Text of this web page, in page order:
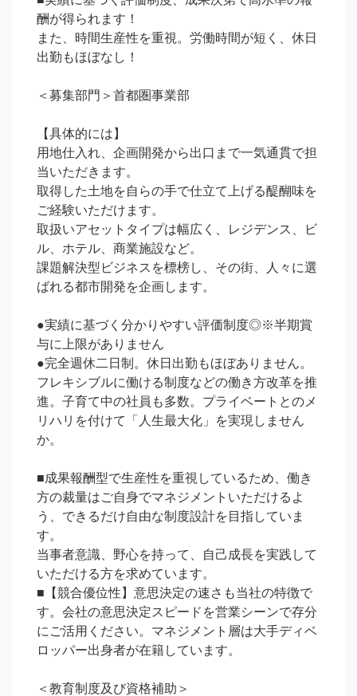
酬が得られます！
また、時間生産性を重視。労働時間が短く、休日
出勤もほぼなし！
＜募集部門＞首都圏事業部
【具体的には】
用地仕入れ、企画開発から出口まで一気通貫で担
当いただきます。
取得した土地を自らの手で仕立て上げる醍醐味を
ご経験いただけます。
取扱いアセットタイプは幅広く、レジデンス、ビ
ル、ホテル、商業施設など。
課題解決型ビジネスを標榜し、その街、人々に選
ばれる都市開発を企画します。
●実績に基づく分かりやすい評価制度◎※半期賞
与に上限がありません
●完全週休二日制。休日出勤もほぼありません。
フレキシブルに働ける制度などの働き方改革を推
進。子育て中の社員も多数。プライベートとのメ
リハリを付けて「人生最大化」を実現しません
か。
■成果報酬型で生産性を重視しているため、働き
方の裁量はご自身でマネジメントいただけるよ
う、できるだけ自由な制度設計を目指していま
す。
当事者意識、野心を持って、自己成長を実践して
いただける方を求めています。
■【競合優位性】意思決定の速さも当社の特徴で
す。会社の意思決定スピードを営業シーンで存分
にご活用ください。マネジメント層は大手ディベ
ロッパー出身者が在籍しています。
＜教育制度及び資格補助＞